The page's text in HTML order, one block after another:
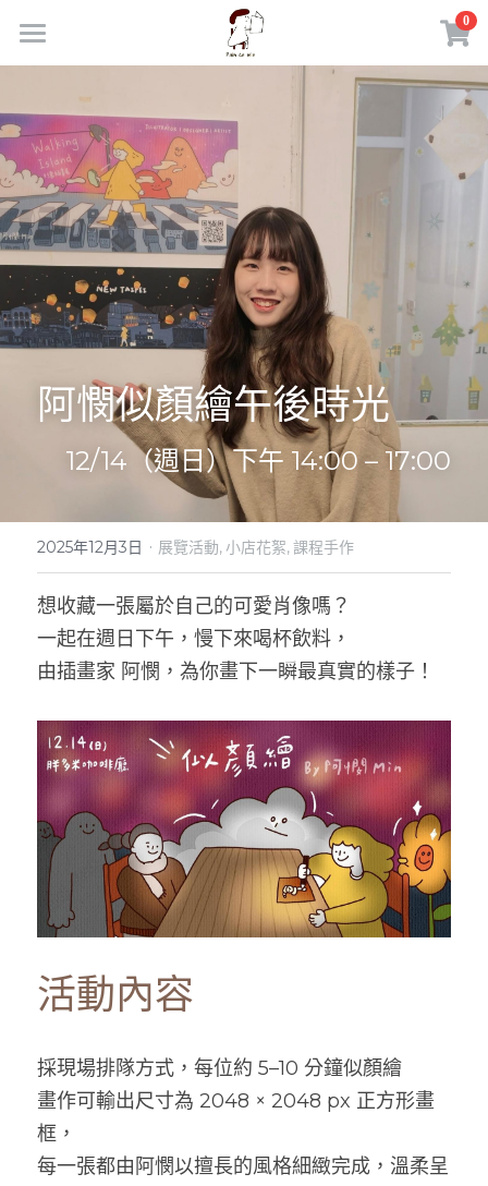
0
首頁
商品
所有商品分類
線上市集
課程活動
部落格｜日常練習
胖多米咖啡館
聯繫我們
外部連結
電腦職人｜東東嚴選
理財致富｜陪伴服務
胖多米手機LINE社群
登錄
搜索
阿憫似顏繪午後時光
12/14（週日）下午 14:00 – 17:00
2025年12月3日 · 展覽活動, 小店花絮,課程手作
想收藏一張屬於自己的可愛肖像嗎？
一起在週日下午，慢下來喝杯飲料，
由插畫家 阿憫，為你畫下一瞬最真實的樣子！
活動內容
採現場排隊方式，每位約 5–10 分鐘似顏繪
畫作可輸出尺寸為 2048 × 2048 px 正方形畫
框，
每一張都由阿憫以擅長的風格細緻完成，溫柔呈
×
商品分類
所有商品分類